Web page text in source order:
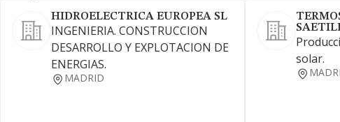
HIDROELECTRICA EUROPEA SL
INGENIERIA. CONSTRUCCION
DESARROLLO Y EXPLOTACION DE
ENERGIAS.
MADRID
solar.